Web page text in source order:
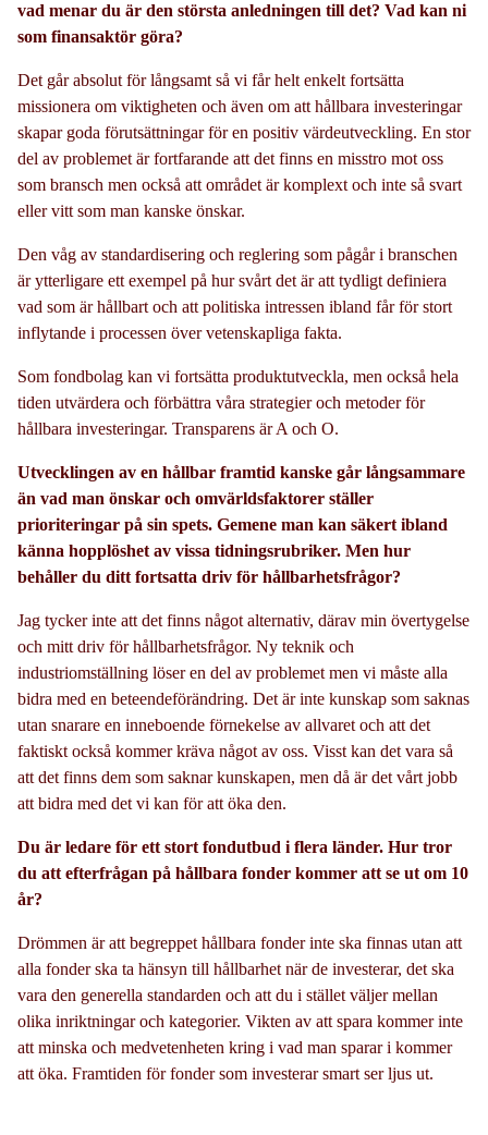
vad menar du är den största anledningen till det? Vad kan ni
som finansaktör göra?
Det går absolut för långsamt så vi får helt enkelt fortsätta
missionera om viktigheten och även om att hållbara investeringar
skapar goda förutsättningar för en positiv värdeutveckling. En stor
del av problemet är fortfarande att det finns en misstro mot oss
som bransch men också att området är komplext och inte så svart
eller vitt som man kanske önskar.
Den våg av standardisering och reglering som pågår i branschen
är ytterligare ett exempel på hur svårt det är att tydligt definiera
vad som är hållbart och att politiska intressen ibland får för stort
inflytande i processen över vetenskapliga fakta.
Som fondbolag kan vi fortsätta produktutveckla, men också hela
tiden utvärdera och förbättra våra strategier och metoder för
hållbara investeringar. Transparens är A och O.
Utvecklingen av en hållbar framtid kanske går långsammare
än vad man önskar och omvärldsfaktorer ställer
prioriteringar på sin spets. Gemene man kan säkert ibland
känna hopplöshet av vissa tidningsrubriker. Men hur
behåller du ditt fortsatta driv för hållbarhetsfrågor?
Jag tycker inte att det finns något alternativ, därav min övertygelse
och mitt driv för hållbarhetsfrågor. Ny teknik och
industriomställning löser en del av problemet men vi måste alla
bidra med en beteendeförändring. Det är inte kunskap som saknas
utan snarare en inneboende förnekelse av allvaret och att det
faktiskt också kommer kräva något av oss. Visst kan det vara så
att det finns dem som saknar kunskapen, men då är det vårt jobb
att bidra med det vi kan för att öka den.
Du är ledare för ett stort fondutbud i flera länder. Hur tror
du att efterfrågan på hållbara fonder kommer att se ut om 10
år?
Drömmen är att begreppet hållbara fonder inte ska finnas utan att
alla fonder ska ta hänsyn till hållbarhet när de investerar, det ska
vara den generella standarden och att du i stället väljer mellan
olika inriktningar och kategorier. Vikten av att spara kommer inte
att minska och medvetenheten kring i vad man sparar i kommer
att öka. Framtiden för fonder som investerar smart ser ljus ut.